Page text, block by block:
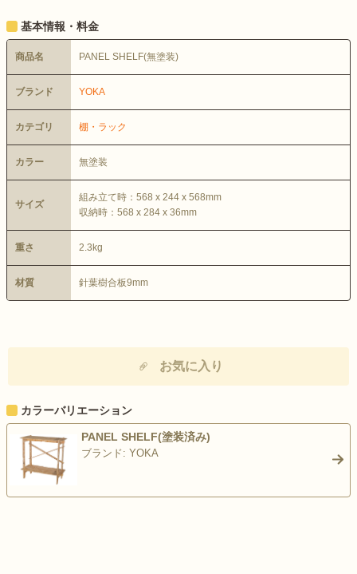
基本情報・料金
商品名 PANEL SHELF(無塗装)
ブランド YOKA
カテゴリ 棚・ラック
カラー 無塗装
サイズ
組み立て時：568 x 244 x 568mm
収納時：568 x 284 x 36mm
重さ 2.3kg
材質 針葉樹合板9mm
お気に入り
カラーバリエーション
PANEL SHELF(塗装済み)
ブランド: YOKA